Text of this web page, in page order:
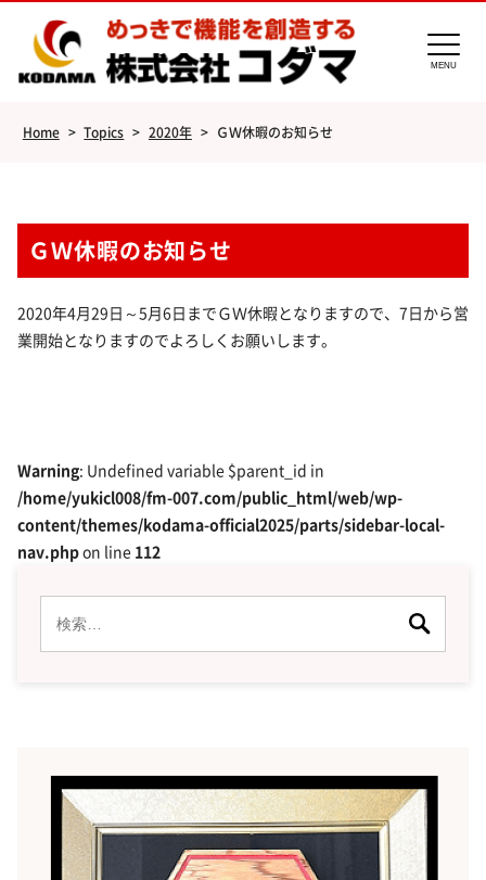
MENU
Home > Topics > 2020年 > ＧＷ休暇のお知らせ
ＧＷ休暇のお知らせ
2020年4月29日～5月6日までＧＷ休暇となりますので、7日から営
業開始となりますのでよろしくお願いします。
Warning: Undefined variable $parent_id in
/home/yukicl008/fm-007.com/public_html/web/wp-
content/themes/kodama-official2025/parts/sidebar-local-
nav.phpon line 112
索: